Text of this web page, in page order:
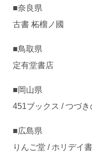
■奈良県
古書 柘榴ノ國
■鳥取県
定有堂書店
■岡山県
451ブックス / つづ
■広島県
りんご堂 / ホリデイ